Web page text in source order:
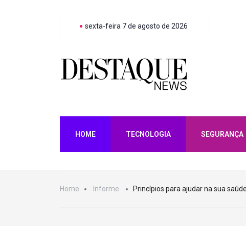
sexta-feira 7 de agosto de 2026
HOME TECNOLOGIA SEGURANÇA
Home Informe Princípios para ajudar na sua